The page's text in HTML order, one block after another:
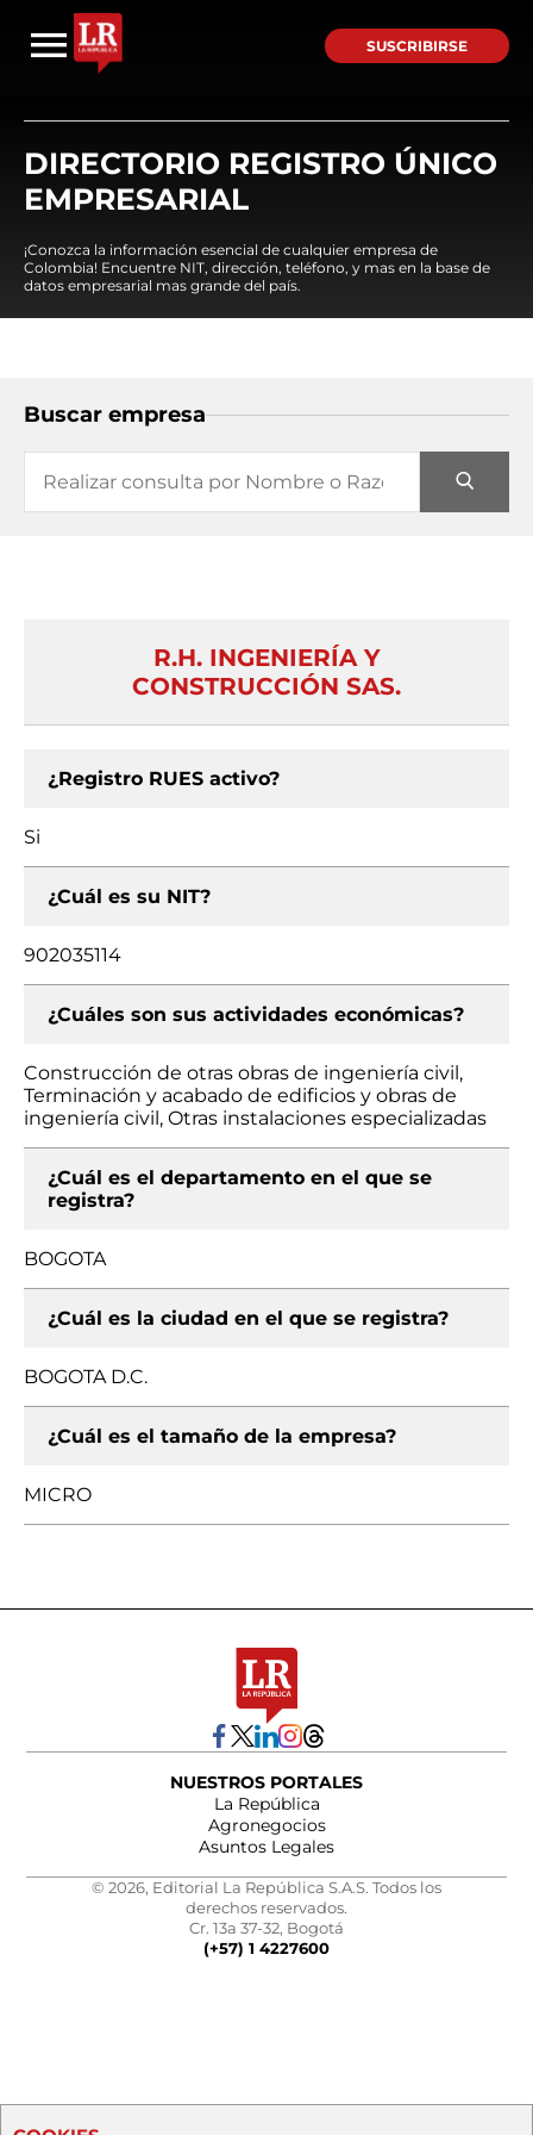
SUSCRIBIRSE
DIRECTORIO REGISTRO ÚNICO
EMPRESARIAL
¡Conozca la información esencial de cualquier empresa de
Colombia! Encuentre NIT, dirección, teléfono, y mas en la base de
datos empresarial mas grande del país.
Buscar empresa
R.H. INGENIERÍA Y
CONSTRUCCIÓN SAS.
¿Registro RUES activo?
Si
¿Cuál es su NIT?
902035114
¿Cuáles son sus actividades económicas?
Construcción de otras obras de ingeniería civil,
Terminación y acabado de edificios y obras de
ingeniería civil, Otras instalaciones especializadas
¿Cuál es el departamento en el que se
registra?
BOGOTA
¿Cuál es la ciudad en el que se registra?
BOGOTA D.C.
¿Cuál es el tamaño de la empresa?
MICRO
NUESTROS PORTALES
La República
Agronegocios
Asuntos Legales
© 2026, Editorial La República S.A.S. Todos los
derechos reservados.
Cr. 13a 37-32, Bogotá
(+57) 1 4227600